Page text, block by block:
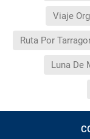
Viaje
Ruta Por
Luna De